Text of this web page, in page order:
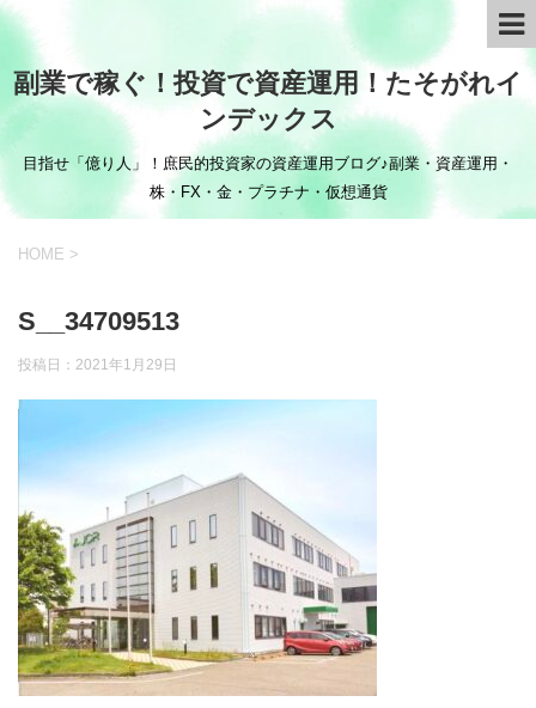
副業で稼ぐ！投資で資産運用！たそがれイ
ンデックス
目指せ「億り人」！庶民的投資家の資産運用ブログ♪副業・資産運用・
株・FX・金・プラチナ・仮想通貨
HOME >
S__34709513
投稿日： 2021年1月29日